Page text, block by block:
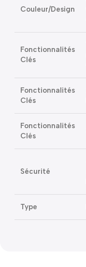
Couleur/Design
Fonctionnalités
Clés
Fonctionnalités
Clés
Fonctionnalités
Clés
Sécurité
Type